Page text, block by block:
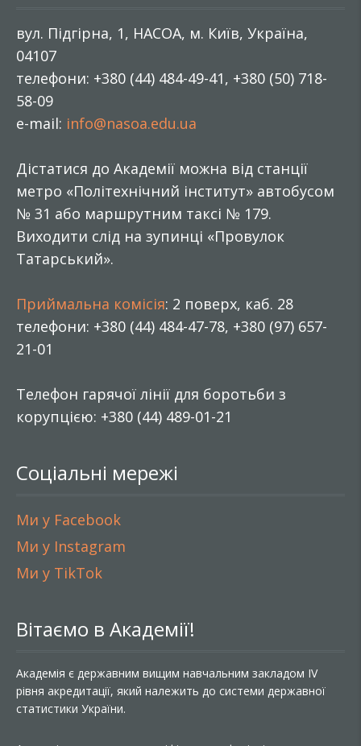
вул. Підгірна, 1, НАСОА, м. Київ, Україна,
04107
телефони: +380 (44) 484-49-41, +380 (50) 718-
58-09
e-mail: info@nasoa.edu.ua
Дістатися до Академії можна від станції
метро «Політехнічний інститут» автобусом
№ 31 або маршрутним таксі № 179.
Виходити слід на зупинці «Провулок
Татарський».
Приймальна комісія: 2 поверх, каб. 28
телефони: +380 (44) 484-47-78, +380 (97) 657-
21-01
Телефон гарячої лінії для боротьби з
корупцією: +380 (44) 489-01-21
Соціальні мережі
Ми у Facebook
Ми у Instagram
Ми у TikTok
Вітаємо в Академії!
Академія є державним вищим навчальним закладом IV
рівня акредитації, який належить до системи державної
статистики України.